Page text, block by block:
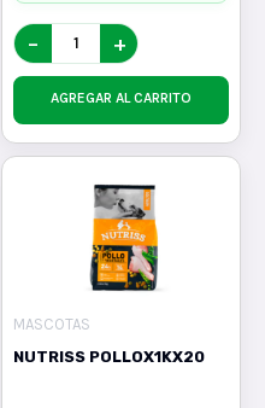
− +
AGREGAR AL CARRITO
MASCOTAS
NUTRISS POLLOX1KX20